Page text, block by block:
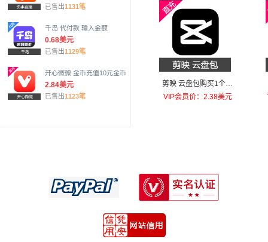
已售出1131笔
千岛 代付款 输入金额
0.68美元
已售出1129笔
开心微微 金币充值10元金币
2.84美元
已售出1123笔
剪映 云盘包购买1个月
进阶版（100GB）
VIP会员价：2.38美元